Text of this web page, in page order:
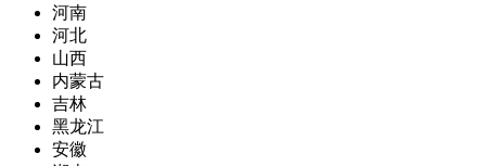
河南
河北
山西
内蒙古
吉林
黑龙江
安徽